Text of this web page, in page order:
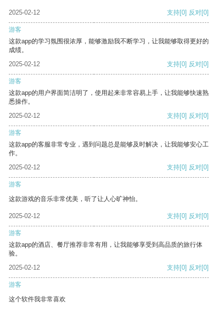
2025-02-12 支持[0] 反对[0]
游客
这款app的学习氛围很浓厚，能够激励我不断学习，让我能够取得更好的
成绩。
2025-02-12
支持[0] 反对[0]
游客
这款app的用户界面简洁明了，使用起来非常容易上手，让我能够快速熟
悉操作。
2025-02-12
支持[0] 反对[0]
游客
这款app的客服非常专业，遇到问题总是能够及时解决，让我能够安心工
作。
2025-02-12
支持[0] 反对[0]
游客
这款游戏的音乐非常优美，听了让人心旷神怡。
2025-02-12 支持[0] 反对[0]
游客
这款app的酒店、餐厅推荐非常有用，让我能够享受到高品质的旅行体
验。
2025-02-12
支持[0] 反对[0]
游客
这个软件我非常喜欢